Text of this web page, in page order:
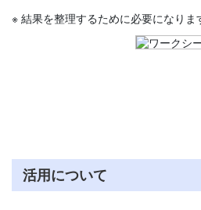
※ 結果を整理するために必要になりま
活用について